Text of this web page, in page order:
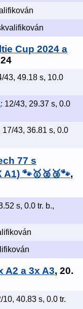
Cup 2024 a
43, 49.18 s, 10.0
: 12/43, 29.37 s, 0.0
17/43, 36.81 s, 0.0
77 s
🐾🥇🥈🥉🐾,
s, 0.0 tr. b.,
A2 a 3x A3, 20.
10, 40.83 s, 0.0 tr.